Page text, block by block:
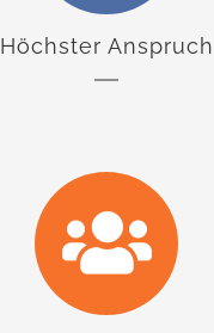
Höchster Anspruch